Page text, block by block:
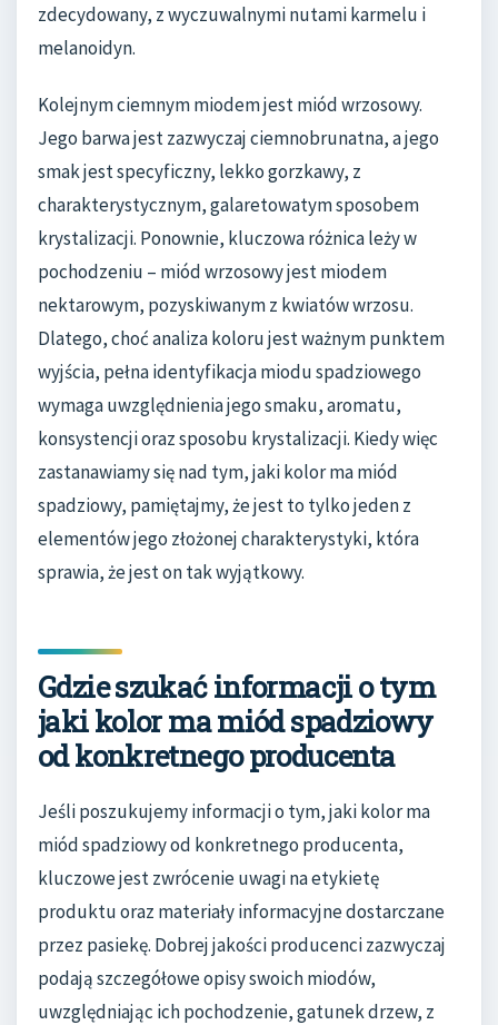
zdecydowany, z wyczuwalnymi nutami karmelu i
melanoidyn.
Kolejnym ciemnym miodem jest miód wrzosowy.
Jego barwa jest zazwyczaj ciemnobrunatna, a jego
smak jest specyficzny, lekko gorzkawy, z
charakterystycznym, galaretowatym sposobem
krystalizacji. Ponownie, kluczowa różnica leży w
pochodzeniu – miód wrzosowy jest miodem
nektarowym, pozyskiwanym z kwiatów wrzosu.
Dlatego, choć analiza koloru jest ważnym punktem
wyjścia, pełna identyfikacja miodu spadziowego
wymaga uwzględnienia jego smaku, aromatu,
konsystencji oraz sposobu krystalizacji. Kiedy więc
zastanawiamy się nad tym, jaki kolor ma miód
spadziowy, pamiętajmy, że jest to tylko jeden z
elementów jego złożonej charakterystyki, która
sprawia, że jest on tak wyjątkowy.
Gdzie szukać informacji o tym
jaki kolor ma miód spadziowy
od konkretnego producenta
Jeśli poszukujemy informacji o tym, jaki kolor ma
miód spadziowy od konkretnego producenta,
kluczowe jest zwrócenie uwagi na etykietę
produktu oraz materiały informacyjne dostarczane
przez pasiekę. Dobrej jakości producenci zazwyczaj
podają szczegółowe opisy swoich miodów,
uwzględniając ich pochodzenie, gatunek drzew, z